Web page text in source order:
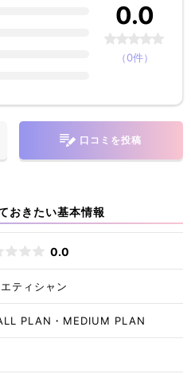
0.0
（0件）
口コミを投稿
おきたい基本情報
0.0
ティシャン
PLAN・MEDIUM PLAN